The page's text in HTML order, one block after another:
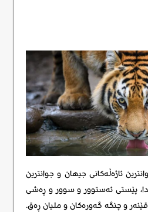
ئاژەڵەکانی جیهان و جوانترین
پێستی ئەستوور و سوور و ڕەشی
و چنگە گەورەکان و ملیان ڕەق.